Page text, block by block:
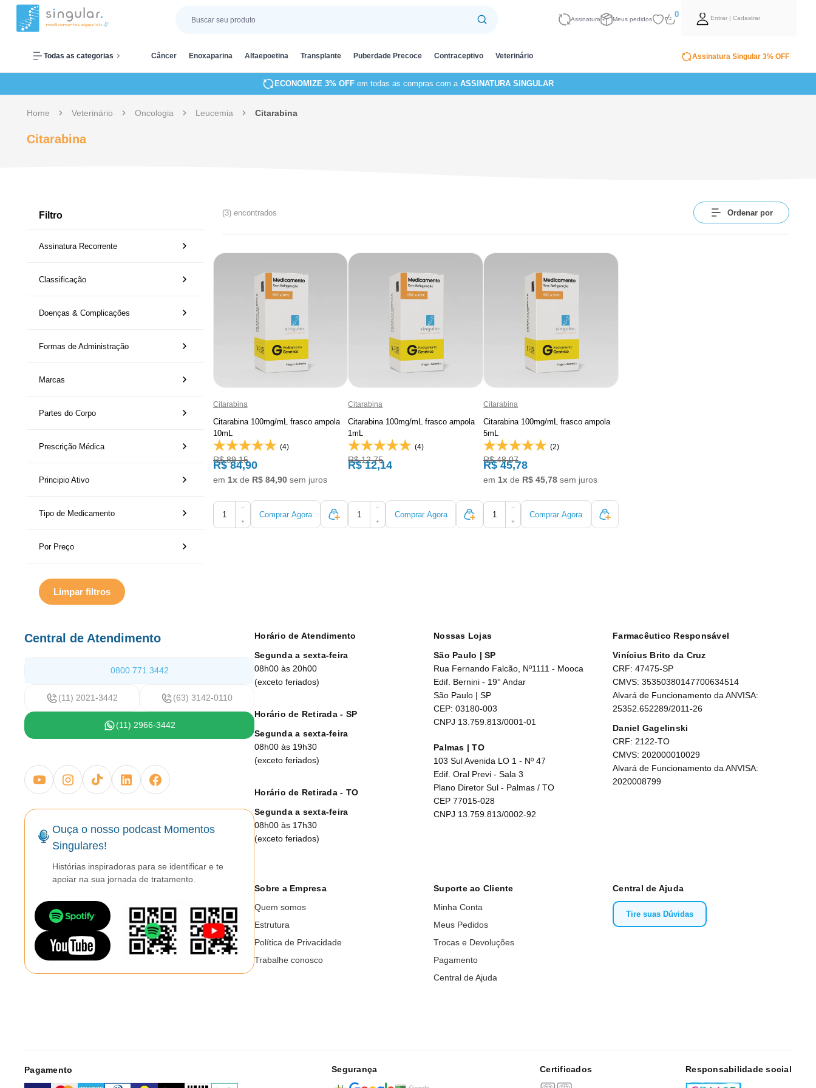
Assinatura Meus pedidos
0 Entrar | Cadastrar
Todas as categorias Câncer Enoxaparina Alfaepoetina Transplante Puberdade Precoce Contraceptivo Veterinário Assinatura Singular 3% OFF
ECONOMIZE 3% OFF em todas as compras com a ASSINATURA SINGULAR
Home Veterinário Oncologia Leucemia Citarabina
Citarabina
Filtro
Assinatura Recorrente
Classificação
Doenças & Complicações
Formas de Administração
Marcas
Partes do Corpo
Prescrição Médica
Principio Ativo
Tipo de Medicamento
Por Preço
Limpar filtros
(3) encontrados Ordenar por
Citarabina
Citarabina 100mg/mL frasco ampola
10mL
(4)
R$ 89,15
R$ 84,90
em 1xde R$ 84,90sem juros
−
+
Comprar Agora
Citarabina
Citarabina 100mg/mL frasco ampola
1mL
(4)
R$ 12,75
R$ 12,14
−
+
Comprar Agora
Citarabina
Citarabina 100mg/mL frasco ampola
5mL
(2)
R$ 48,07
R$ 45,78
em 1x de R$ 45,78 sem juros
−
+
Comprar Agora
Central de Atendimento
0800 771 3442
(11) 2021-3442 (63) 3142-0110
(11) 2966-3442
Ouça o nosso podcast Momentos
Singulares!
Histórias inspiradoras para se identificar e te
apoiar na sua jornada de tratamento.
Horário de Atendimento
Segunda a sexta-feira
08h00 às 20h00
(exceto feriados)
Horário de Retirada - SP
Segunda a sexta-feira
08h00 às 19h30
(exceto feriados)
Horário de Retirada - TO
Segunda a sexta-feira
08h00 às 17h30
(exceto feriados)
Nossas Lojas
São Paulo | SP
Rua Fernando Falcão, Nº1111 - Mooca
Edif. Bernini - 19° Andar
São Paulo | SP
CEP: 03180-003
CNPJ 13.759.813/0001-01
Palmas | TO
103 Sul Avenida LO 1 - Nº 47
Edif. Oral Previ - Sala 3
Plano Diretor Sul - Palmas / TO
CEP 77015-028
CNPJ 13.759.813/0002-92
Farmacêutico Responsável
Vinícius Brito da Cruz
CRF: 47475-SP
CMVS: 35350380147700634514
Alvará de Funcionamento da ANVISA:
25352.652289/2011-26
Daniel Gagelinski
CRF: 2122-TO
CMVS: 202000010029
Alvará de Funcionamento da ANVISA:
2020008799
Sobre a Empresa
Quem somos
Estrutura
Política de Privacidade
Trabalhe conosco
Suporte ao Cliente
Minha Conta
Meus Pedidos
Trocas e Devoluções
Pagamento
Central de Ajuda
Central de Ajuda
Tire suas Dúvidas
Pagamento Segurança Certificados Responsabilidade social